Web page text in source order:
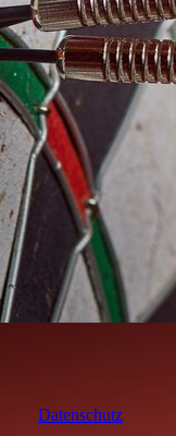
Datenschutz